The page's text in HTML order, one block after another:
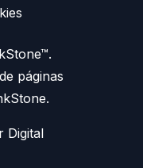
páginas
Digital